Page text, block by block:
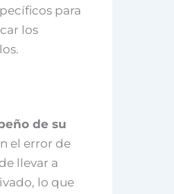
para
los
de su
el error de
llevar a
lo que